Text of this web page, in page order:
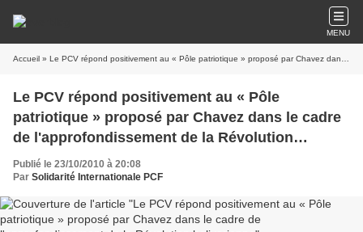
MENU
Accueil » Le PCV répond positivement au « Pôle patriotique » proposé par Chavez dans le cadre de l'approfondissement de la Révolution bolivarienne
Le PCV répond positivement au « Pôle
patriotique » proposé par Chavez dans le cadre
de l'approfondissement de la Révolution
bolivarienne
Publié le 23/10/2010 à 20:08
Par Solidarité Internationale PCF